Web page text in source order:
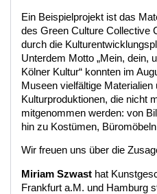
Ein Beispielprojekt ist das
des Green Culture Collective
durch die
Unterdem Motto „Mein, dein,
Kölner Kultur“ konnten im
Museen vielfältige
Kulturproduktionen, die nicht
mitgenommen werden: von
hin zu Kostümen,
Wir freuen uns über die
Miriam Szwast hat
Frankfurt a.M. und Hamburg